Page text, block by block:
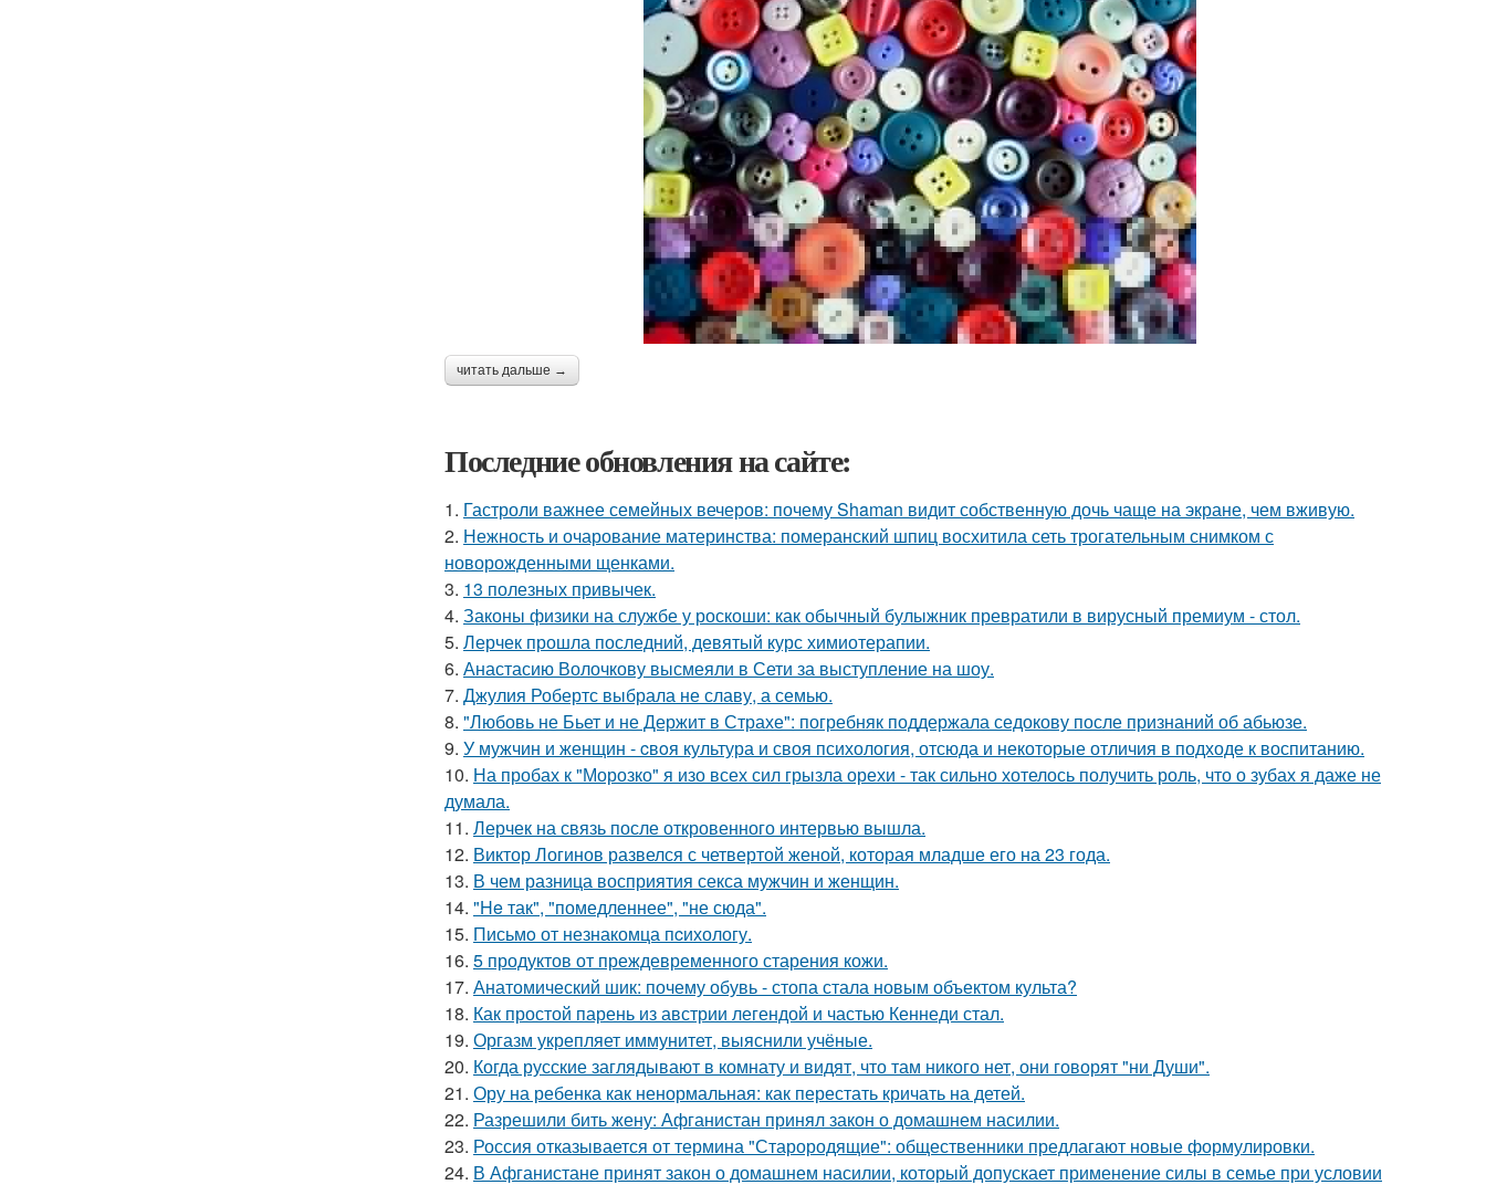
читать дальше →
Последние обновления на сайте:
1. Гастроли важнее семейных вечеров: почему Shaman видит собственную дочь чаще на экране, чем вживую.
2. Нежность и очарование материнства: померанский шпиц восхитила сеть трогательным снимком с
новорожденными щенками.
3. 13 полезных привычек.
4. Законы физики на службе у роскоши: как обычный булыжник превратили в вирусный премиум - стол.
5. Лерчек прошла последний, девятый курс химиотерапии.
6. Анастасию Волочкову высмеяли в Сети за выступление на шоу.
7. Джулия Робертс выбрала не славу, а семью.
8. "Любовь не Бьет и не Держит в Страхе": погребняк поддержала седокову после признаний об абьюзе.
9. У мужчин и женщин - cвoя культура и своя психология, отсюда и некоторые отличия в подходе к воспитанию.
10. На пробах к "Морозко" я изо всех сил грызла орехи - так сильно хотелось получить роль, что о зубах я даже не
думала.
11. Лерчек на связь после откровенного интервью вышла.
12. Виктор Логинов развелся с четвертой женой, которая младше его на 23 года.
13. В чем разница восприятия секса мужчин и женщин.
14. "He так", "помедленнее", "не сюда".
15. Письмo от незнакомца пcихологу.
16. 5 продуктов от преждевременного старения кожи.
17. Анатомический шик: почему обувь - стопа стала новым объектом культа?
18. Как простой парень из австрии легендой и частью Кеннеди стал.
19. Оргазм укрепляет иммунитет, выяснили учёные.
20. Когда русские заглядывают в комнату и видят, что там никого нет, они говорят "ни Души".
21. Ору на ребенка как ненормальная: как перестать кричать на детей.
22. Разрешили бить жену: Афганистан принял закон о домашнем насилии.
23. Россия отказывается от термина "Старородящие": общественники предлагают новые формулировки.
24. В Афганистане принят закон о домашнем насилии, который допускает применение силы в семье при условии